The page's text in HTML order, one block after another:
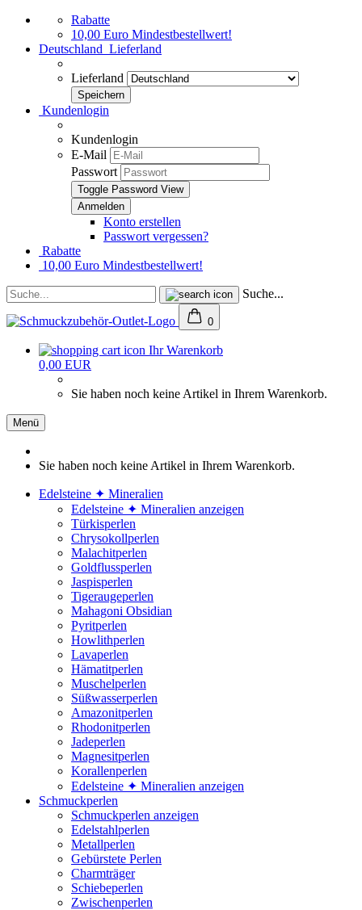
Rabatte
10,00 Euro Mindestbestellwert!
Deutschland Lieferland
Lieferland
Kundenlogin
Kundenlogin
E-Mail
Passwort
Toggle Password View
Konto erstellen
Passwort vergessen?
Rabatte
10,00 Euro Mindestbestellwert!
Suche...
0
Ihr Warenkorb
0,00 EUR
Sie haben noch keine Artikel in Ihrem Warenkorb.
Menü
Sie haben noch keine Artikel in Ihrem Warenkorb.
Edelsteine ✦ Mineralien
Edelsteine ✦ Mineralien anzeigen
Türkisperlen
Chrysokollperlen
Malachitperlen
Goldflussperlen
Jaspisperlen
Tigeraugeperlen
Mahagoni Obsidian
Pyritperlen
Howlithperlen
Lavaperlen
Hämatitperlen
Muschelperlen
Süßwasserperlen
Amazonitperlen
Rhodonitperlen
Jadeperlen
Magnesitperlen
Korallenperlen
Edelsteine ✦ Mineralien anzeigen
Schmuckperlen
Schmuckperlen anzeigen
Edelstahlperlen
Metallperlen
Gebürstete Perlen
Charmträger
Schiebeperlen
Zwischenperlen